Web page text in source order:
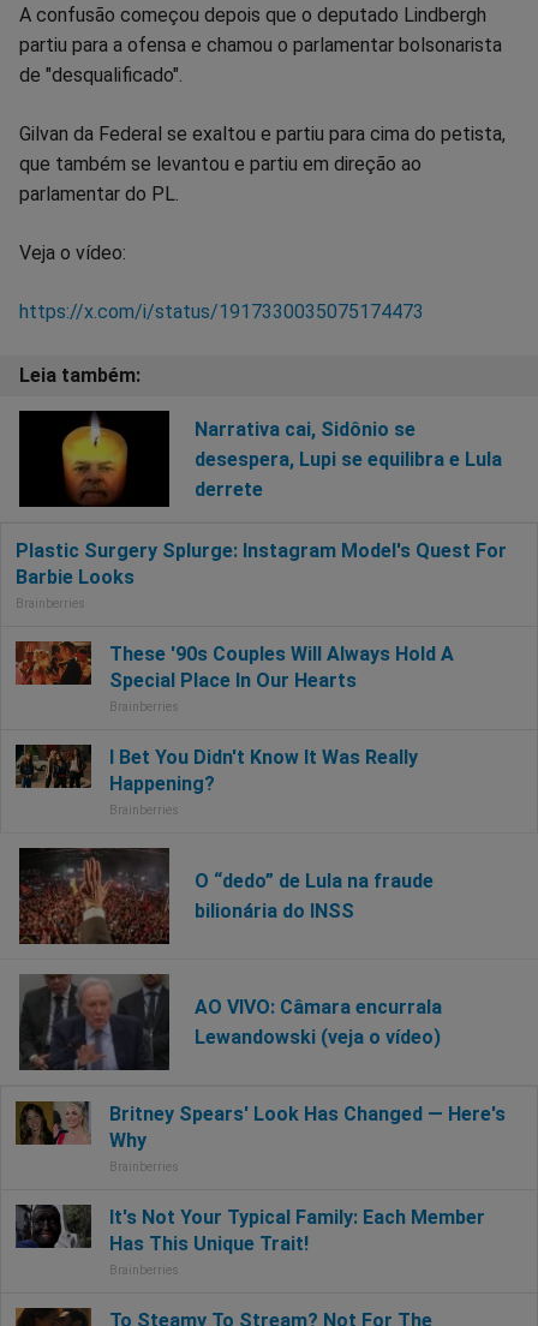
A confusão começou depois que o deputado Lindbergh
partiu para a ofensa e chamou o parlamentar bolsonarista
de "desqualificado".
Gilvan da Federal se exaltou e partiu para cima do petista,
que também se levantou e partiu em direção ao
parlamentar do PL.
Veja o vídeo:
https://x.com/i/status/1917330035075174473
Narrativa cai, Sidônio se
desespera, Lupi se equilibra e Lula
derrete
O “dedo” de Lula na fraude
bilionária do INSS
AO VIVO: Câmara encurrala
Lewandowski (veja o vídeo)